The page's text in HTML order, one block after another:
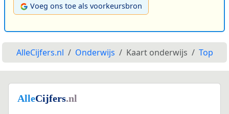
Voeg ons toe als voorkeursbron
AlleCijfers.nl Onderwijs Kaart onderwijs Top